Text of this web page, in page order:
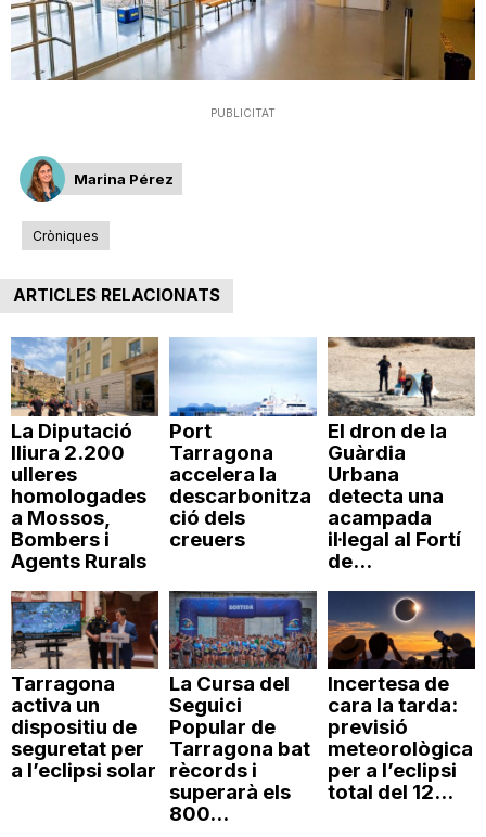
r
a
g
o
n
a
PUBLICITAT
Marina Pérez
Cròniques
ARTICLES RELACIONATS
La Diputació
lliura 2.200
ulleres
homologades
a Mossos,
Bombers i
Agents Rurals
Port
Tarragona
accelera la
descarbonitza
ció dels
creuers
El dron de la
Guàrdia
Urbana
detecta una
acampada
il·legal al Fortí
de...
Tarragona
activa un
dispositiu de
seguretat per
a l’eclipsi solar
La Cursa del
Seguici
Popular de
Tarragona bat
rècords i
superarà els
800...
Incertesa de
cara la tarda:
previsió
meteorològica
per a l’eclipsi
total del 12...